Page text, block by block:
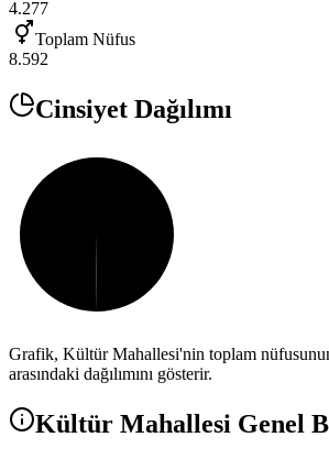
4.277
Toplam Nüfus
8.592
Cinsiyet Dağılımı
Grafik, KültürMahallesi'nin toplam
arasındaki dağılımını gösterir.
Kültür Mahallesi Genel